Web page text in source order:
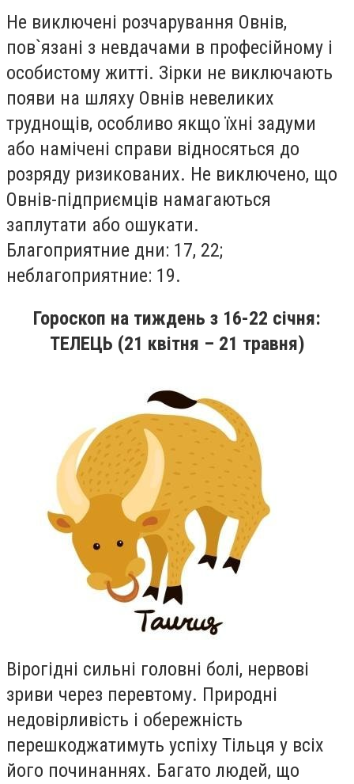
Не виключенi розчарування Овнiв,
пов`язанi з невдачами в професiйному i
особистому життi. Зiрки не виключають
появи на шляху Овнiв невеликих
труднощiв, особливо якщо їхнi задуми
або намiченi справи вiдносяться до
розряду ризикованих. Не виключено, що
Овнiв-пiдприємцiв намагаються
заплутати або ошукати.
Благоприятние дни: 17, 22;
неблагоприятние: 19.
Гороскоп на тиждень з 16-22 січня:
ТЕЛЕЦЬ (21 квітня – 21 травня)
Вiрогiднi сильнi головнi болi, нервовi
зриви через перевтому. Природнi
недовiрливiсть i обережнiсть
перешкоджатимуть успiху Тiльця у всiх
його починаннях. Багато людей, що